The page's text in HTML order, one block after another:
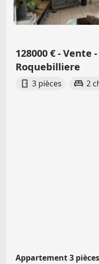
128000 € -
Roquebilliere
3 pièces 2
Appartement 3